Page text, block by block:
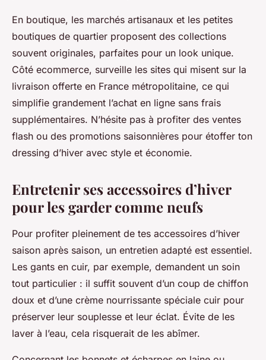
En boutique, les marchés artisanaux et les petites
boutiques de quartier proposent des collections
souvent originales, parfaites pour un look unique.
Côté ecommerce, surveille les sites qui misent sur la
livraison offerte en France métropolitaine, ce qui
simplifie grandement l’achat en ligne sans frais
supplémentaires. N’hésite pas à profiter des ventes
flash ou des promotions saisonnières pour étoffer ton
dressing d’hiver avec style et économie.
Entretenir ses accessoires d’hiver
pour les garder comme neufs
Pour profiter pleinement de tes accessoires d’hiver
saison après saison, un entretien adapté est essentiel.
Les gants en cuir, par exemple, demandent un soin
tout particulier : il suffit souvent d’un coup de chiffon
doux et d’une crème nourrissante spéciale cuir pour
préserver leur souplesse et leur éclat. Évite de les
laver à l’eau, cela risquerait de les abîmer.